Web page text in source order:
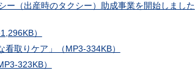
ー（出産時のタクシー）助成事業を開始しました
）
取りケア」（MP3-334KB）
323KB）